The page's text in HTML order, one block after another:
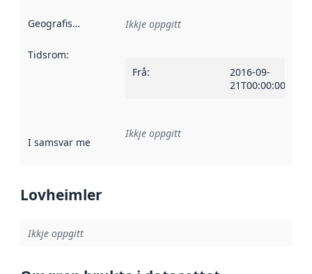
Geografisk område Ikkje oppgitt
Tidsrom:
Frå:
2016-09-
21T00:00:00Z
I samsvar med Referanse til ei implementeringsregel eller
Ikkje oppgitt
Lovheimler
Ikkje oppgitt